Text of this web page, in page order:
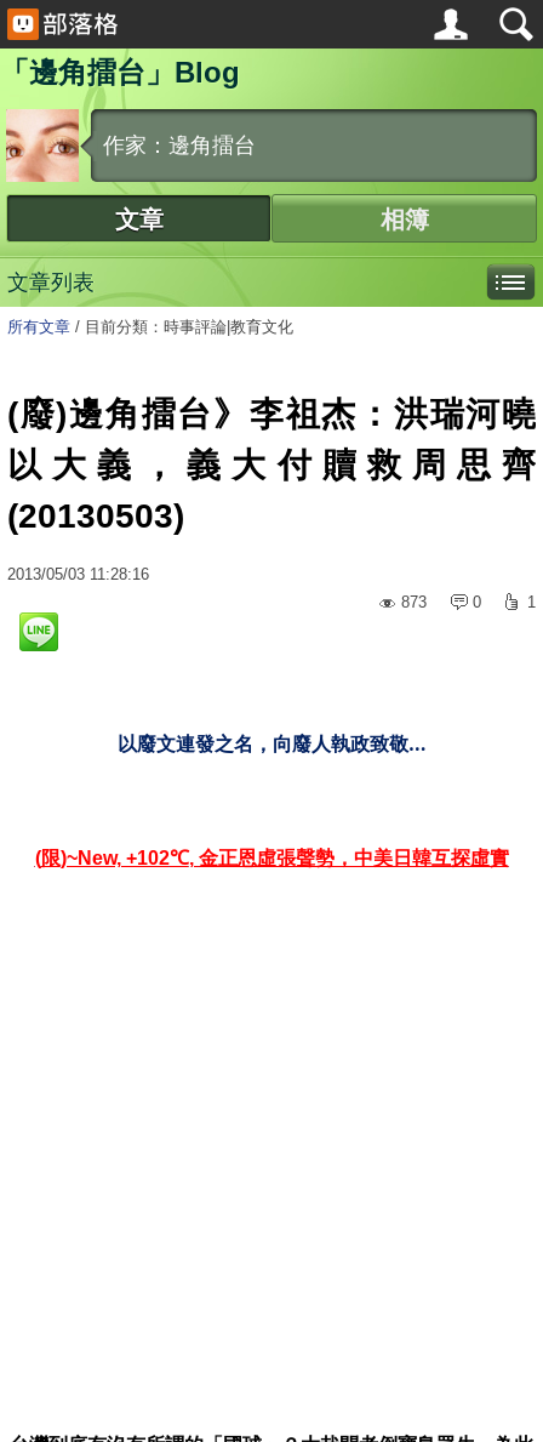
「邊角擂台」Blog
作家：邊角擂台
文章 相簿
文章列表
所有文章 / 目前分類：時事評論|教育文化
(廢)邊角擂台》李祖杰：洪瑞河曉
以大義，義大付贖救周思齊
(20130503)
2013/05/03 11:28:16
873
0 1
以廢文連發之名，向廢人執政致敬…
(限)~New, +102℃, 金正恩虛張聲勢，中美日韓互探虛實